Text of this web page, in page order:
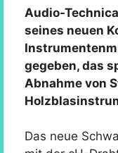
Audio-
seines neuen
gegeben, das
Abnahme von
Das neue